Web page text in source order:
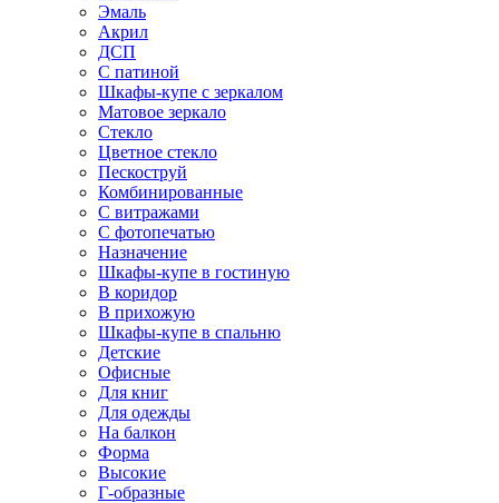
Эмаль
Акрил
ДСП
С патиной
Шкафы-купе с зеркалом
Матовое зеркало
Стекло
Цветное стекло
Пескоструй
Комбинированные
С витражами
С фотопечатью
Назначение
Шкафы-купе в гостиную
В коридор
В прихожую
Шкафы-купе в спальню
Детские
Офисные
Для книг
Для одежды
На балкон
Форма
Высокие
Г-образные